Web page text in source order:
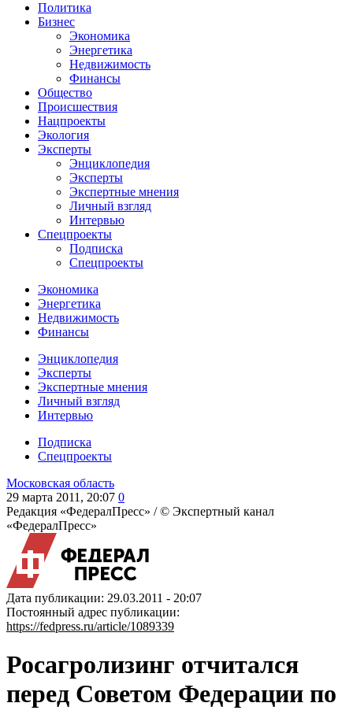
Политика
Бизнес
Экономика
Энергетика
Недвижимость
Финансы
Общество
Происшествия
Нацпроекты
Экология
Эксперты
Энциклопедия
Эксперты
Экспертные мнения
Личный взгляд
Интервью
Спецпроекты
Подписка
Спецпроекты
Экономика
Энергетика
Недвижимость
Финансы
Энциклопедия
Эксперты
Экспертные мнения
Личный взгляд
Интервью
Подписка
Спецпроекты
Московская область
29 марта 2011, 20:07 0
Редакция «ФедералПресс» /© Экспертный канал
«ФедералПресс»
Дата публикации: 29.03.2011 - 20:07
Постоянный адрес публикации:
https://fedpress.ru/article/1089339
Росагролизинг отчитался
перед Советом Федерации по